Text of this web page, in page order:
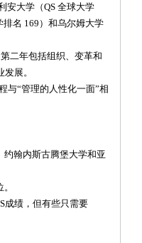
安大学（QS 全球大学
排名 169）和乌尔姆大学
二年包括组织、变革和
展。
与“管理的人性化一面”相
翰内斯古腾堡大学和亚
成绩，但有些只需要